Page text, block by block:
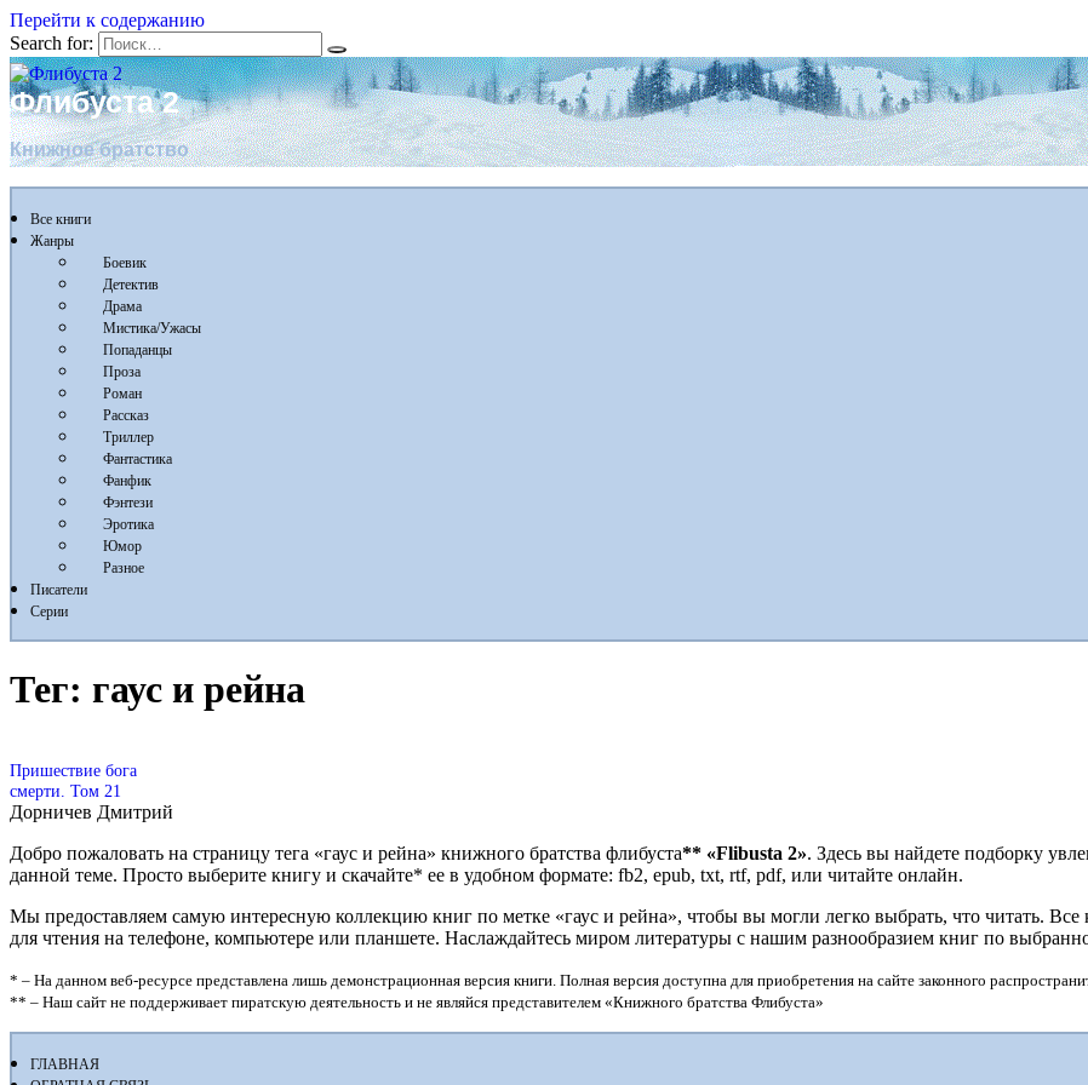
Перейти к содержанию
Search for:
Флибуста 2
Книжное братство
Все книги
Жанры
Боевик
Детектив
Драма
Мистика/Ужасы
Попаданцы
Проза
Роман
Рассказ
Триллер
Фантастика
Фанфик
Фэнтези
Эротика
Юмор
Разное
Писатели
Серии
Тег: гаус и рейна
Пришествие бога
смерти. Том 21
Дорничев Дмитрий
Добро пожаловать на страницу тега «гаус и рейна» книжного братства флибуста** «Flibusta 2». Здесь вы найдете подборку
данной теме. Просто выберите книгу и скачайте* ее в удобном формате: fb2, epub, txt, rtf, pdf, или читайте онлайн.
Мы предоставляем самую интересную коллекцию книг по метке «гаус и рейна», чтобы вы могли легко выбрать, что читать. Все
для чтения на телефоне, компьютере или планшете. Наслаждайтесь миром литературы с нашим разнообразием книг по
* – На данном веб-ресурсе представлена лишь демонстрационная версия книги. Полная версия доступна для приобретения на сайте законного
** – Наш сайт не поддерживает пиратскую деятельность и не являйся представителем «Книжного братства Флибуста»
ГЛАВНАЯ